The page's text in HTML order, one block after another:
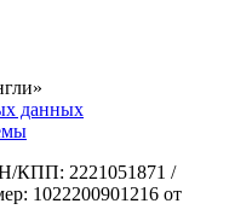
данных
КПП: 2221051871 /
1022200901216 от